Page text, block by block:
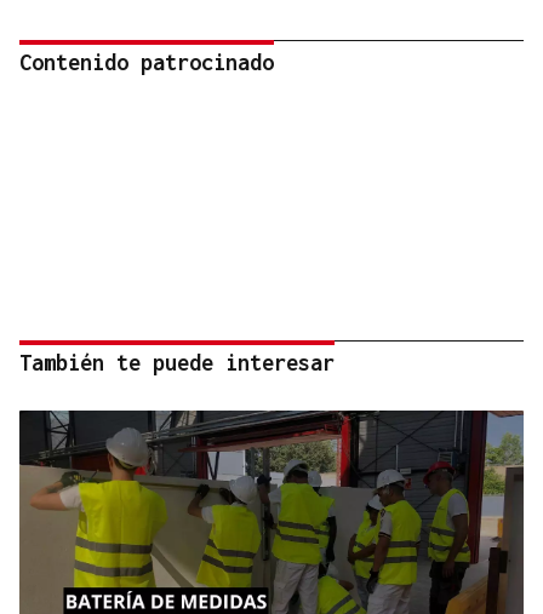
Contenido patrocinado
También te puede interesar